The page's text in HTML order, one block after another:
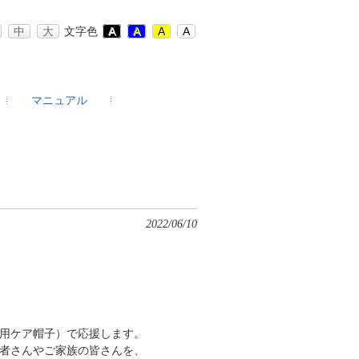
中 大 文字色 A A A A
マニュアル
2022/06/10
ケア帽子）で応援します。
さんやご家族の皆さんを、